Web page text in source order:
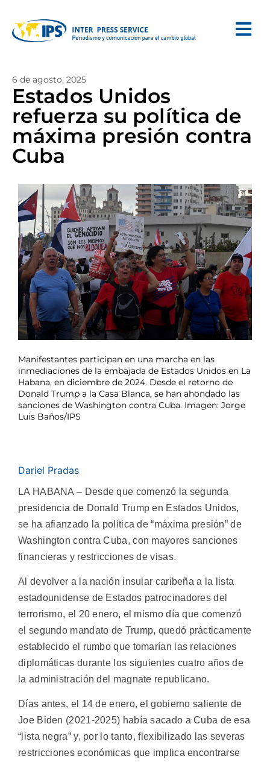
6 de agosto, 2025
Estados Unidos
refuerza su política de
máxima presión contra
Cuba
Manifestantes participan en una marcha en las
inmediaciones de la embajada de Estados Unidos en La
Habana, en diciembre de 2024. Desde el retorno de
Donald Trump a la Casa Blanca, se han ahondado las
sanciones de Washington contra Cuba. Imagen: Jorge
Luis Baños/IPS
Dariel Pradas
LA HABANA – Desde que comenzó la segunda
presidencia de Donald Trump en Estados Unidos,
se ha afianzado la política de “máxima presión” de
Washington contra Cuba, con mayores sanciones
financieras y restricciones de visas.
Al devolver a la nación insular caribeña a la lista
estadounidense de Estados patrocinadores del
terrorismo, el 20 enero, el mismo día que comenzó
el segundo mandato de Trump, quedó prácticamente
establecido el rumbo que tomarían las relaciones
diplomáticas durante los siguientes cuatro años de
la administración del magnate republicano.
Días antes, el 14 de enero, el gobierno saliente de
Joe Biden (2021-2025) había sacado a Cuba de esa
“lista negra” y, por lo tanto, flexibilizado las severas
restricciones económicas que implica encontrarse